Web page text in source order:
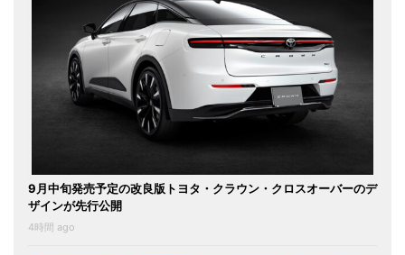
9月中旬発売予定の改良版トヨタ・クラウン・クロスオーバーのデ
ザインが先行公開
4時間 ago